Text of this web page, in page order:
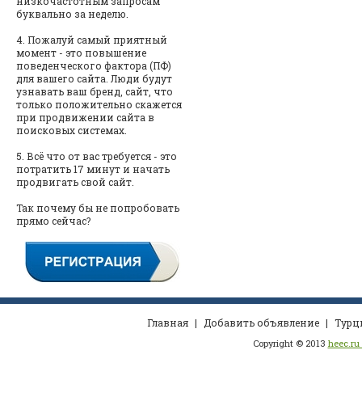
буквально за неделю.
4. Пожалуй самый приятный
момент - это повышение
поведенческого фактора (ПФ)
для вашего сайта. Люди будут
узнавать ваш бренд, сайт, что
только положительно скажется
при продвижении сайта в
поисковых системах.
5. Всё что от вас требуется - это
потратить 17 минут и начать
продвигать свой сайт.
Так почему бы не попробовать
прямо сейчас?
Главная | Добавить объявление |
Copyright © 2013